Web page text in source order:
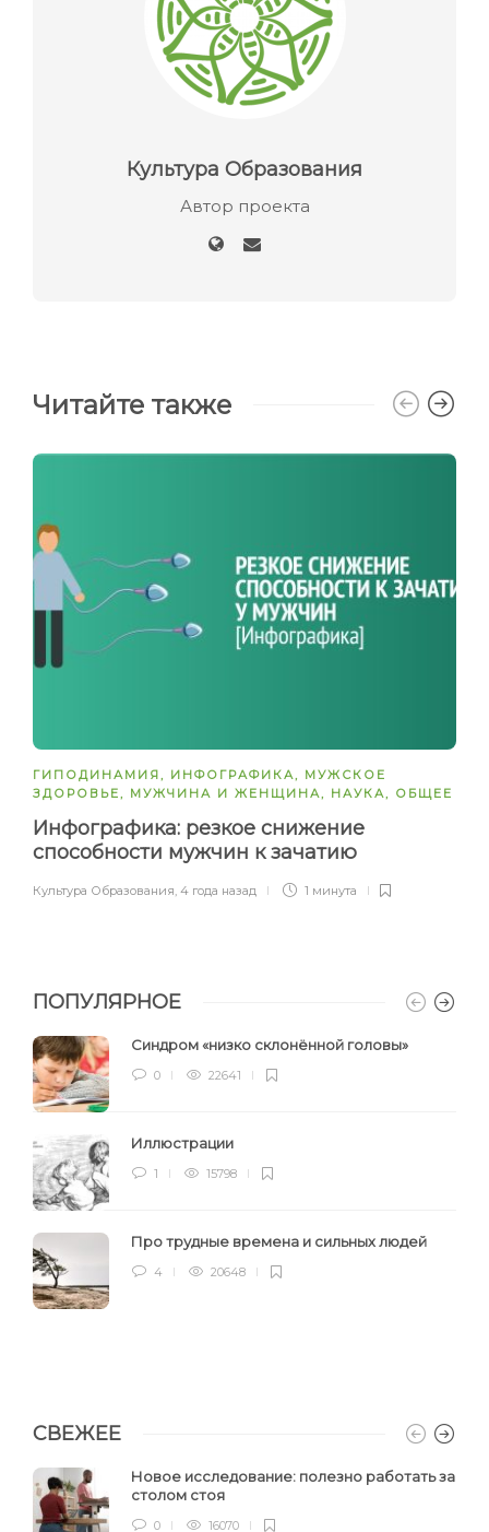
Культура Образования
Автор проекта
Читайте также
ГИПОДИНАМИЯ, ИНФОГРАФИКА, МУЖСКОЕ
ЗДОРОВЬЕ, МУЖЧИНА И ЖЕНЩИНА, НАУКА, ОБЩЕЕ
Инфографика: резкое снижение
способности мужчин к зачатию
Культура Образования, 4 года назад 1 минута
ПОПУЛЯРНОЕ
Синдром «низко склонённой головы»
0 22641
Иллюстрации
1 15798
Про трудные времена и сильных людей
4 20648
СВЕЖЕЕ
Новое исследование: полезно работать за
столом стоя
0 16070